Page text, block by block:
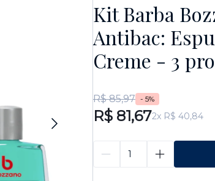
Kit Barba
Antibac:
Creme - 3
R$ 85,97 - 5%
R$ 81,672x R$ 40,84